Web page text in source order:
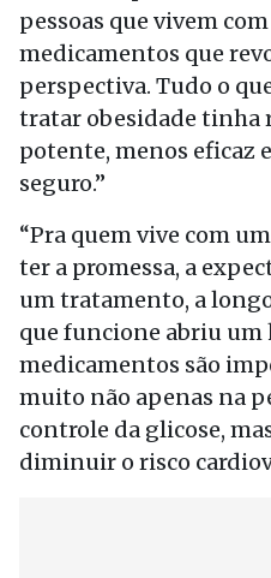
pessoas que vivem
medicamentos que
perspectiva. Tudo o
tratar obesidade tinha
potente, menos eficaz
seguro.”
“Pra quem vive com
ter a promessa, a
um tratamento, a
que funcione abriu um
medicamentos são
muito não apenas na
controle da glicose,
diminuir o risco